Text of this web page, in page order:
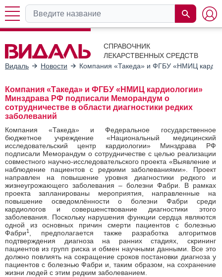
СПРАВОЧНИК
ЛЕКАРСТВЕННЫХ СРЕДСТВ
Видаль
Новости Компания «Такеда» и ФГБУ «НМИЦ
Компания «Такеда» и ФГБУ «НМИЦ кардиологии»
Минздрава РФ подписали Меморандум о
сотрудничестве в области диагностики редких
заболеваний
Компания «Такеда» и Федеральное государственное
бюджетное учреждение «Национальный медицинский
исследовательский центр кардиологии» Минздрава РФ
подписали Меморандум о сотрудничестве с целью реализации
совместного научно-исследовательского проекта «Выявление и
наблюдение пациентов с редкими заболеваниями». Проект
направлен на повышение уровня диагностики редкого и
жизнеугрожающего заболевания – болезни Фабри. В рамках
проекта запланированы мероприятия, направленные на
повышение осведомлённости о болезни Фабри среди
кардиологов и совершенствование диагностики этого
заболевания. Поскольку нарушения функции сердца являются
одной из основных причин смерти пациентов с болезнью
Фабри1
, предполагается также разработка алгоритмов
подтверждения диагноза на ранних стадиях, скрининг
пациентов из групп риска и обмен научными данными. Все это
должно повлиять на сокращение сроков постановки диагноза у
пациентов с болезнью Фабри и, таким образом, на сохранение
жизни людей с этим редким заболеванием.